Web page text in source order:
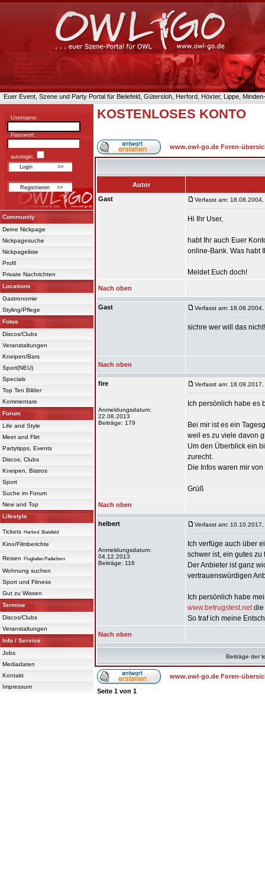
Euer Event, Szene und Party Portal für Bielefeld, Gütersloh, Herford, Höxter, Lippe,
Username:
Passwort:
autologin:
Community
Deine Nickpage
Nickpagesuche
Nickpageliste
Profil
Private Nachrichten
Locations
Gastronomie
Styling/Pflege
Fotos
Discos/Clubs
Veranstaltungen
Kneipen/Bars
Sport(NEU)
Specials
Top Ten Bilder
Kommentare
Forum
Life and Style
Meet and Flirt
Partytipps, Events
Discos, Clubs
Kneipen, Bistros
Sport
Suche im Forum
New and Top
Lifestyle
Tickets Herford Bielefeld
Kino/Filmberichte
Reisen Flughafen Paderborn
Wohnung suchen
Sport und Fitness
Gut zu Wissen
Termine
Discos/Clubs
Veranstaltungen
Info / Service
Jobs
Mediadaten
Kontakt
Impressum
KOSTENLOSES KONTO
www.owl-go.de Foren-
Autor
Gast
Verfasst am:
Hi Ihr User,
habt Ihr auch Euer
online-Bank. Was habt
Meldet Euch doch!
Nach oben
Gast Verfasst am:
sichre wer will das
Nach oben
fire
Anmeldungsdatum:
22.08.2013
Beiträge: 179
Verfasst am:
Ich persönlich habe es
Bei mir ist es ein
weil es zu viele davon
Um den Überblick ein
zurecht.
Die Infos waren mir
Grüß
Nach oben
helbert
Anmeldungsdatum:
04.12.2013
Beiträge: 116
Verfasst am:
Ich verfüge auch über
schwer ist, ein gutes zu
Der Anbieter ist ganz
vertrauenswürdigen
Ich persönlich habe
www.betrugstest.netdie
So traf ich meine
Nach oben
Beiträge der
www.owl-go.de Foren-
Seite 1 von 1